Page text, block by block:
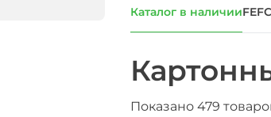
Каталог в наличии
Показано 479